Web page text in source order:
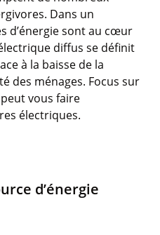
Dans un
d’énergie sont au cœur
diffus se définit
à la baisse de la
des ménages. Focus sur
vous faire
électriques.
d’énergie